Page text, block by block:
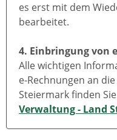
es erst mit dem
bearbeitet.
4. Einbringung von
Alle wichtigen
e-Rechnungen an
Steiermark finden
Verwaltung - Land